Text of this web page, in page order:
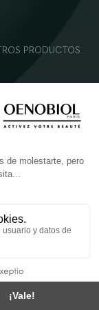
PRODUCTOS
Y LEGUMBRES AL DIA.
sano y equilibrado. Solo
antes de su uso.